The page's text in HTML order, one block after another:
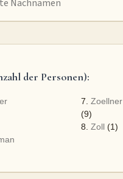
Nachnamen
der Personen):
7. Zoellner
(9)
8. Zoll (1)